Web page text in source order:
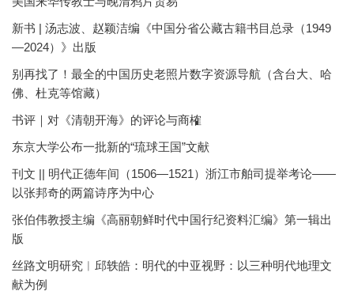
新书 | 汤志波、赵颖洁编《中国分省公藏古籍书目总录（1949
—2024）》出版
别再找了！最全的中国历史老照片数字资源导航（含台大、哈
佛、杜克等馆藏）
书评｜对《清朝开海》的评论与商榷
东京大学公布一批新的“琉球王国”文献
刊文 || 明代正德年间（1506—1521）浙江市舶司提举考论——
以张邦奇的两篇诗序为中心
张伯伟教授主编《高丽朝鲜时代中国行纪资料汇编》第一辑出
版
丝路文明研究︱邱轶皓：明代的中亚视野：以三种明代地理文
献为例